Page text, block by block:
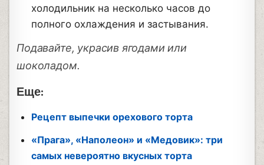
холодильник на несколько часов до
полного охлаждения и застывания.
Подавайте, украсив ягодами или
шоколадом.
Еще:
Рецепт выпечки орехового торта
«Прага», «Наполеон» и «Медовик»: три
самых невероятно вкусных торта